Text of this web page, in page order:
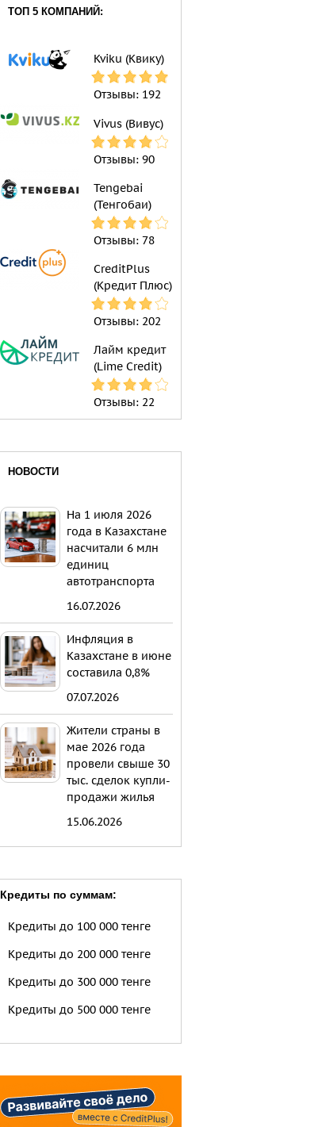
ТОП 5 КОМПАНИЙ:
Kviku (Квику)
Отзывы: 192
Vivus (Вивус)
Отзывы: 90
Tengebai
(Тенгобаи)
Отзывы: 78
CreditPlus
(Кредит Плюс)
Отзывы: 202
Лайм кредит
(Lime Credit)
Отзывы: 22
НОВОСТИ
На 1 июля 2026
года в Казахстане
насчитали 6 млн
единиц
автотранспорта
16.07.2026
Инфляция в
Казахстане в июне
составила 0,8%
07.07.2026
Жители страны в
мае 2026 года
провели свыше 30
тыс. сделок купли-
продажи жилья
15.06.2026
Кредиты по суммам:
Кредиты до 100 000 тенге
Кредиты до 200 000 тенге
Кредиты до 300 000 тенге
Кредиты до 500 000 тенге